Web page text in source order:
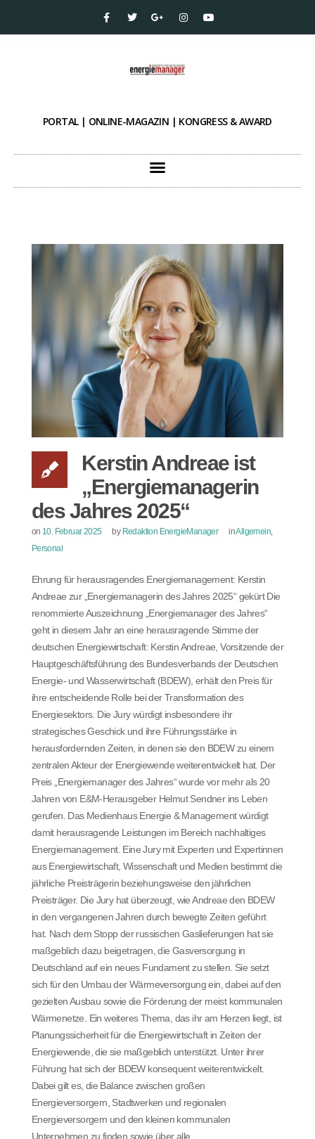
PORTAL | ONLINE-MAGAZIN | KONGRESS & AWARD
Kerstin Andreae ist
„Energiemanagerin
des Jahres 2025“
on 10. Februar 2025 by Redaktion EnergieManager inAllgemein,
Personal
Ehrung für herausragendes Energiemanagement: Kerstin
Andreae zur „Energiemanagerin des Jahres 2025“ gekürt Die
renommierte Auszeichnung „Energiemanager des Jahres“
geht in diesem Jahr an eine herausragende Stimme der
deutschen Energiewirtschaft: Kerstin Andreae, Vorsitzende der
Hauptgeschäftsführung des Bundesverbands der Deutschen
Energie- und Wasserwirtschaft (BDEW), erhält den Preis für
ihre entscheidende Rolle bei der Transformation des
Energiesektors. Die Jury würdigt insbesondere ihr
strategisches Geschick und ihre Führungsstärke in
herausfordernden Zeiten, in denen sie den BDEW zu einem
zentralen Akteur der Energiewende weiterentwickelt hat. Der
Preis „Energiemanager des Jahres“ wurde vor mehr als 20
Jahren von E&M-Herausgeber Helmut Sendner ins Leben
gerufen. Das Medienhaus Energie & Management würdigt
damit herausragende Leistungen im Bereich nachhaltiges
Energiemanagement. Eine Jury mit Experten und Expertinnen
aus Energiewirtschaft, Wissenschaft und Medien bestimmt die
jährliche Preisträgerin beziehungsweise den jährlichen
Preisträger. Die Jury hat überzeugt, wie Andreae den BDEW
in den vergangenen Jahren durch bewegte Zeiten geführt
hat. Nach dem Stopp der russischen Gaslieferungen hat sie
maßgeblich dazu beigetragen, die Gasversorgung in
Deutschland auf ein neues Fundament zu stellen. Sie setzt
sich für den Umbau der Wärmeversorgung ein, dabei auf den
gezielten Ausbau sowie die Förderung der meist kommunalen
Wärmenetze. Ein weiteres Thema, das ihr am Herzen liegt, ist
Planungssicherheit für die Energiewirtschaft in Zeiten der
Energiewende, die sie maßgeblich unterstützt. Unter ihrer
Führung hat sich der BDEW konsequent weiterentwickelt.
Dabei gilt es, die Balance zwischen großen
Energieversorgern, Stadtwerken und regionalen
Energieversorgern und den kleinen kommunalen
Unternehmen zu finden sowie über alle